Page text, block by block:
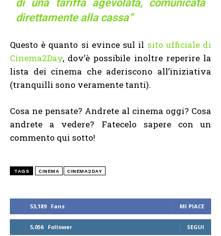
53,189 Fans MI PIACE
5,056 Follower SEGUI
di una tariffa agevolata, comunicata
direttamente alla cassa”
Questo è quanto si evince sul il sito ufficiale di
Cinema2Day, dov’è possibile inoltre reperire la
lista dei cinema che aderiscono all’iniziativa
(tranquilli sono veramente tanti).
Cosa ne pensate? Andrete al cinema oggi? Cosa
andrete a vedere? Fatecelo sapere con un
commento qui sotto!
TAGS CINEMA CINEMA2DAY